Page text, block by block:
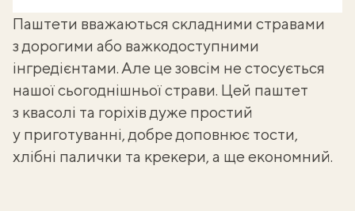
Паштети вважаються складними стравами
з дорогими або важкодоступними
інгредієнтами. Але це зовсім не стосується
нашої сьогоднішньої страви. Цей паштет
з квасолі та горіхів дуже простий
у приготуванні, добре доповнює тости,
хлібні палички та крекери, а ще економний.